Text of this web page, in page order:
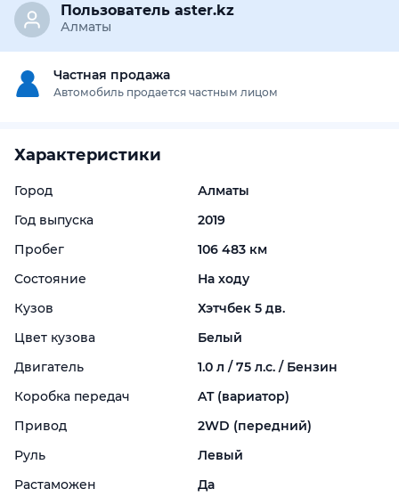
Пользователь aster.kz
Алматы
Частная продажа
Автомобиль продается частным лицом
Характеристики
Город
Алматы
Год выпуска
2019
Пробег
106 483 км
Состояние
На ходу
Кузов
Хэтчбек 5 дв.
Цвет кузова
Белый
Двигатель
1.0 л / 75 л.с. / Бензин
Коробка передач
AT (вариатор)
Привод
2WD (передний)
Руль
Левый
Растаможен
Да